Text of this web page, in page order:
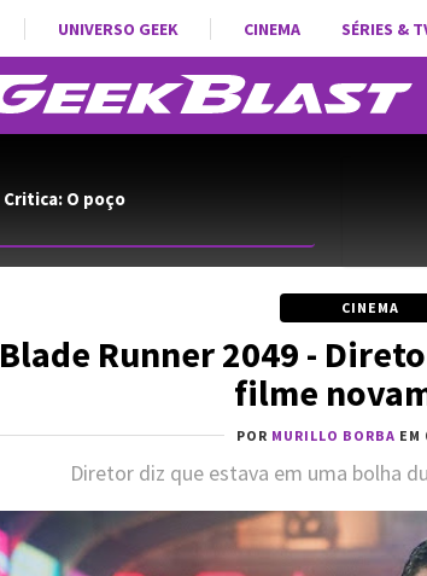
UNIVERSO GEEK CINEMA SÉRIES &
Critica: O poço
CINEMA
Blade Runner 2049 -
filme
POR MURILLO BORBA EM
Diretor diz que estava em uma bolha